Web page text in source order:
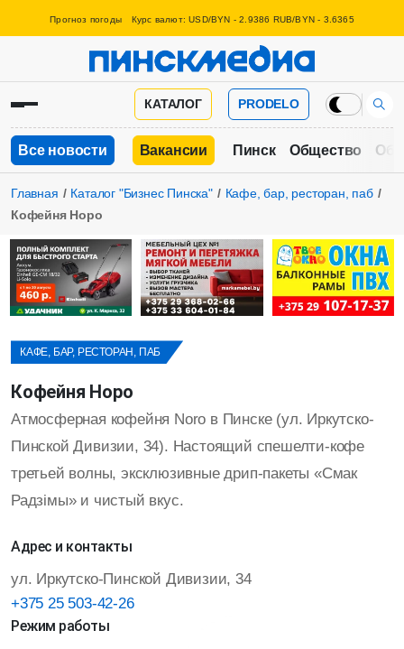
Прогноз погоды Курс валют: USD/BYN - 2.9386 RUB/BYN - 3.6365
КАТАЛОГ PRODELO
Все новости Вакансии Пинск Общество
Главная Каталог "Бизнес Пинска"
Кафе, бар, ресторан, паб
Кофейня Норо
КАФЕ, БАР, РЕСТОРАН, ПАБ
Кофейня Норо
Атмосферная кофейня Noro в Пинске (ул. Иркутско-
Пинской Дивизии, 34). Настоящий спешелти-кофе
третьей волны, эксклюзивные дрип-пакеты «Смак
Радзiмы» и чистый вкус.
Адрес и контакты
ул. Иркутско-Пинской Дивизии, 34
+375 25 503-42-26
Режим работы